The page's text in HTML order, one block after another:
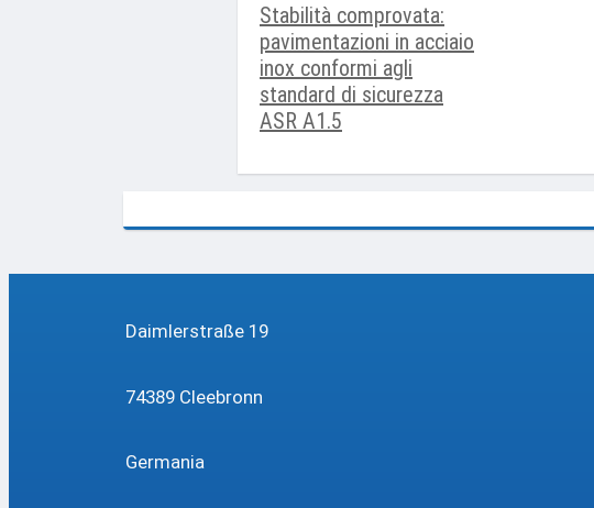
Stabilità comprovata:
pavimentazioni in acciaio
inox conformi agli
standard di sicurezza
ASR A1.5
Daimlerstraße 19
74389 Cleebronn
Germania